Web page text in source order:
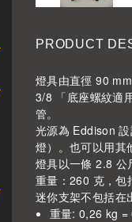
PRODUCT
燈具由直徑 90
3/8 「底座螺紋適
管。
光源為 Eddison
燈）。也可以用其
燈具以一條 2.8 公
重量：260 克，包
迷你支架不包括在
重量: 0,26 kg =